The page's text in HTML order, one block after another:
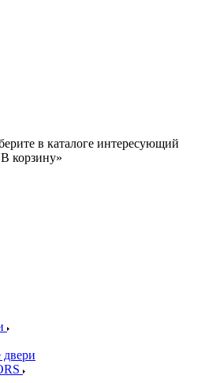
в каталоге интересующий
корзину»